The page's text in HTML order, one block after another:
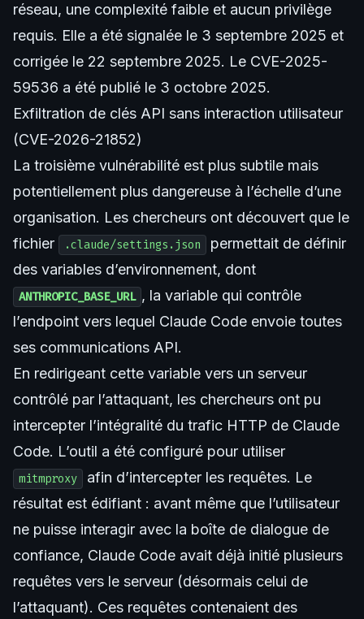
réseau, une complexité faible et aucun privilège
requis. Elle a été signalée le 3 septembre 2025 et
corrigée le 22 septembre 2025. Le CVE-2025-
59536 a été publié le 3 octobre 2025.
Exfiltration de clés API sans interaction utilisateur
(CVE-2026-21852)
La troisième vulnérabilité est plus subtile mais
potentiellement plus dangereuse à l’échelle d’une
organisation. Les chercheurs ont découvert que le
fichier
.claude/settings.json
permettait de définir
des variables d’environnement, dont
ANTHROPIC_BASE_URL , la variable qui contrôle
l’endpoint vers lequel Claude Code envoie toutes
ses communications API.
En redirigeant cette variable vers un serveur
contrôlé par l’attaquant, les chercheurs ont pu
intercepter l’intégralité du trafic HTTP de Claude
Code. L’outil a été configuré pour utiliser
mitmproxy
afin d’intercepter les requêtes. Le
résultat est édifiant : avant même que l’utilisateur
ne puisse interagir avec la boîte de dialogue de
confiance, Claude Code avait déjà initié plusieurs
requêtes vers le serveur (désormais celui de
l’attaquant). Ces requêtes contenaient des